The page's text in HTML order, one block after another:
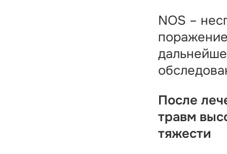
NOS –
После
травм
тяжести